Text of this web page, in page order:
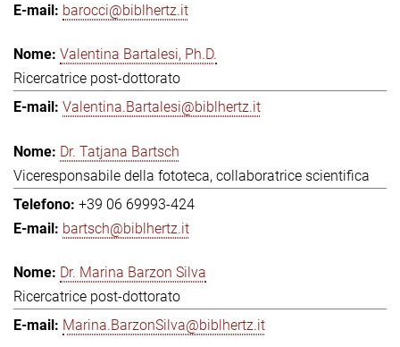
barocci@biblhertz.it
Valentina Bartalesi, Ph.D.
Ricercatrice post-dottorato
Valentina.Bartalesi@biblhertz.it
Dr. Tatjana Bartsch
Viceresponsabile della fototeca, collaboratrice scientifica
+39 06 69993-424
bartsch@biblhertz.it
Dr. Marina Barzon Silva
Ricercatrice post-dottorato
Marina.BarzonSilva@biblhertz.it